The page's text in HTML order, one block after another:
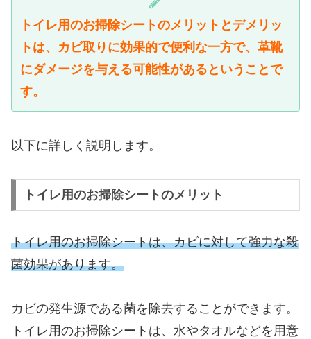
トイレ用のお掃除シートのメリットとデメリッ
トは、カビ取りに効果的で便利な一方で、革靴
にダメージを与える可能性があるということで
す。
以下に詳しく説明します。
トイレ用のお掃除シートのメリット
トイレ用のお掃除シートは、カビに対して強力な殺
菌効果があります。
カビの発生源である菌を除去することができます。
トイレ用のお掃除シートは、水やタオルなどを用意